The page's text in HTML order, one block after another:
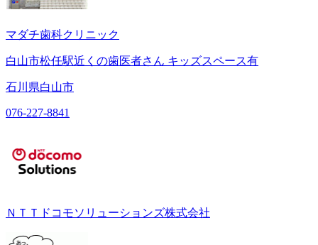
マダチ歯科クリニック
白山市松任駅近くの歯医者さん キッズスペース有
石川県白山市
076-227-8841
ＮＴＴドコモソリューションズ株式会社